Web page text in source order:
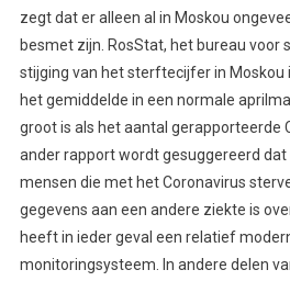
zegt dat er alleen al in Moskou
besmet zijn. RosStat, het bureau voor
stijging van het sterftecijfer in Moskou
het gemiddelde in een normale
groot is als het aantal gerapporteerde
ander rapport wordt gesuggereerd dat
mensen die met het Coronavirus
gegevens aan een andere ziekte is
heeft in ieder geval een relatief
monitoringsysteem. In andere delen